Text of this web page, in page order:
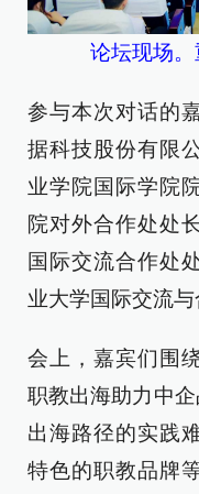
论坛现场
参与本次对话的
据科技股份有限
业学院国际学院
院对外合作处处
国际交流合作处
业大学国际交流与
会上，嘉宾们围
职教出海助力中
出海路径的实践
特色的职教品牌